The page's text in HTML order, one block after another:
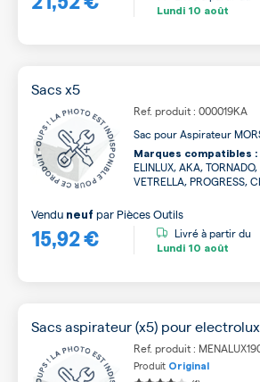
Lundi 10 août
Sacs x5
Ref. produit : 000019KA
Sac pour Aspirateur
Marques compatibles :
ELINLUX, AKA,
VETRELLA, PROGRESS,
15,92 €
Vendu neuf par Pièces Outils
Livré à partir du
Lundi 10 août
Sacs aspirateur (x5) pour
Ref. produit :
Produit Original